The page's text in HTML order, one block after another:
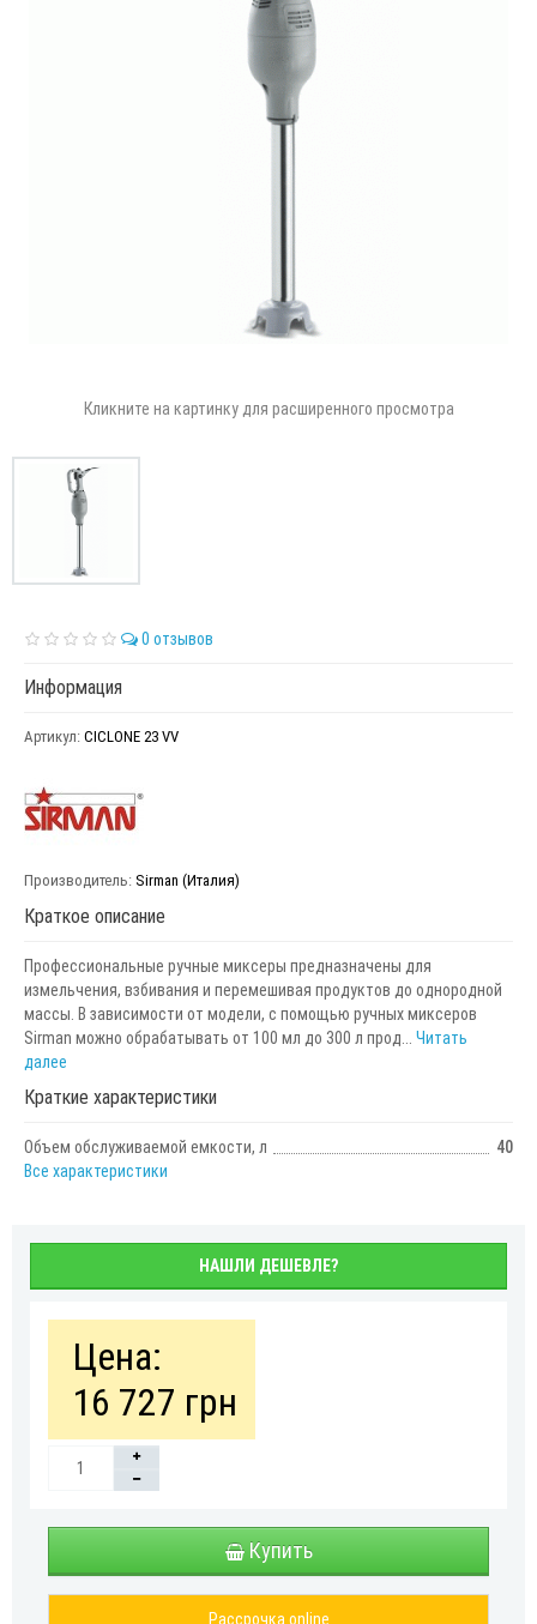
Кликните на картинку для расширенного просмотра
0 отзывов
Информация
Артикул: CICLONE 23 VV
Производитель: Sirman (Италия)
Краткое описание
Профессиональные ручные миксеры предназначены для
измельчения, взбивания и перемешивая продуктов до однородной
массы. В зависимости от модели, с помощью ручных миксеров
Sirman можно обрабатывать от 100 мл до 300 л прод... Читать
далее
Краткие характеристики
Объем обслуживаемой емкости, л
40
Все характеристики
НАШЛИ ДЕШЕВЛЕ?
Цена:
16 727 грн
Купить
Рассрочка online